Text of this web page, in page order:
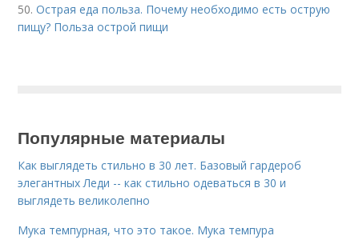
50.Острая еда польза. Почему необходимо есть острую
пищу? Польза острой пищи
Популярные материалы
Как выглядеть стильно в 30 лет. Базовый гардероб
элегантных Леди -- как стильно одеваться в 30 и
выглядеть великолепно
Мука темпурная, что это такое. Мука темпура